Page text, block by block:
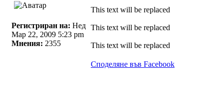
Регистриран на: Нед
Мар 22, 2009 5:23 pm
Мнения: 2355
This text will be replaced
This text will be replaced
This text will be replaced
Споделяне във Facebook